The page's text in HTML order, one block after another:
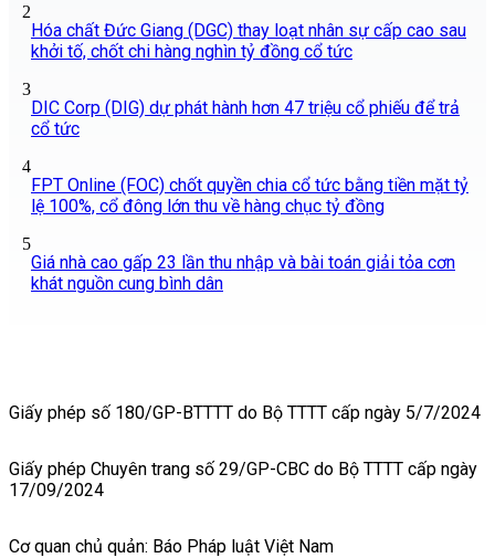
2
Hóa chất Đức Giang (DGC) thay loạt nhân sự cấp cao sau
khởi tố, chốt chi hàng nghìn tỷ đồng cổ tức
3
DIC Corp (DIG) dự phát hành hơn 47 triệu cổ phiếu để trả
cổ tức
4
FPT Online (FOC) chốt quyền chia cổ tức bằng tiền mặt tỷ
lệ 100%, cổ đông lớn thu về hàng chục tỷ đồng
5
Giá nhà cao gấp 23 lần thu nhập và bài toán giải tỏa cơn
khát nguồn cung bình dân
Giấy phép số 180/GP-BTTTT do Bộ TTTT cấp ngày 5/7/2024
Giấy phép Chuyên trang số 29/GP-CBC do Bộ TTTT cấp ngày
17/09/2024
Cơ quan chủ quản: Báo Pháp luật Việt Nam